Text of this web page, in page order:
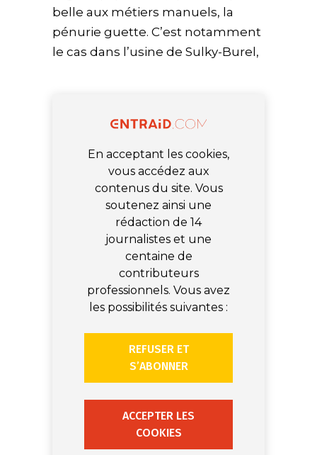
belle aux métiers manuels, la
pénurie guette. C’est notamment
le cas dans l’usine de Sulky-Burel,
En acceptant les cookies,
vous accédez aux
contenus du site. Vous
soutenez ainsi une
rédaction de 14
journalistes et une
centaine de
contributeurs
professionnels. Vous avez
les possibilités suivantes :
REFUSER ET
S’ABONNER
ACCEPTER LES
COOKIES